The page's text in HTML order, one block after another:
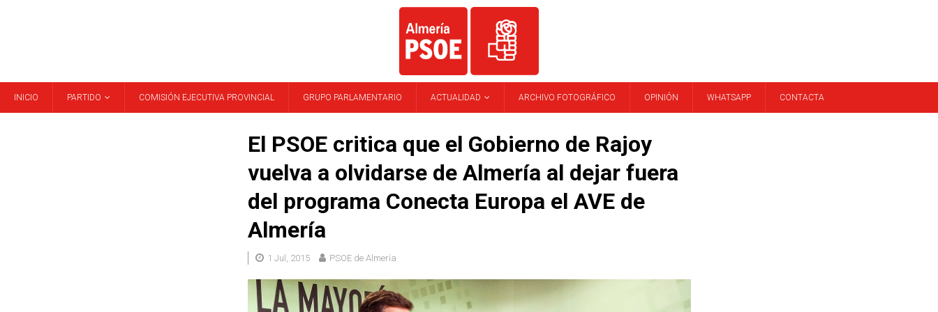
INICIO PARTIDO COMISIÓN EJECUTIVA PROVINCIAL GRUPO PARLAMENTARIO ACTUALIDAD ARCHIVO FOTOGRÁFICO OPINIÓN WHATSAPP CONTACTA
El PSOE critica que el Gobierno de Rajoy
vuelva a olvidarse de Almería al dejar fuera
del programa Conecta Europa el AVE de
Almería
1 Jul, 2015 PSOE de Almería